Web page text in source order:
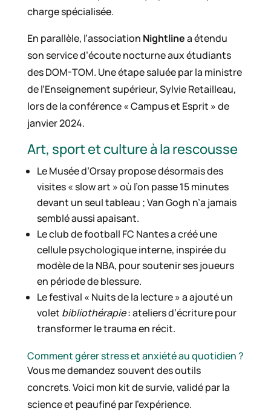
charge spécialisée.
En parallèle, l’association Nightlinea étendu
son service d’écoute nocturne aux étudiants
des DOM-TOM. Une étape saluée par la ministre
de l’Enseignement supérieur, Sylvie Retailleau,
lors de la conférence « Campus et Esprit » de
janvier 2024.
Art, sport et culture à la rescousse
Le Musée d’Orsay propose désormais des
visites « slow art » où l’on passe 15 minutes
devant un seul tableau ; Van Gogh n’a jamais
semblé aussi apaisant.
Le club de football FC Nantes a créé une
cellule psychologique interne, inspirée du
modèle de la NBA, pour soutenir ses joueurs
en période de blessure.
Le festival « Nuits de la lecture » a ajouté un
volet bibliothérapie: ateliers d’écriture pour
transformer le trauma en récit.
Comment gérer stress et anxiété au quotidien ?
Vous me demandez souvent des outils
concrets. Voici mon kit de survie, validé par la
science et peaufiné par l’expérience.